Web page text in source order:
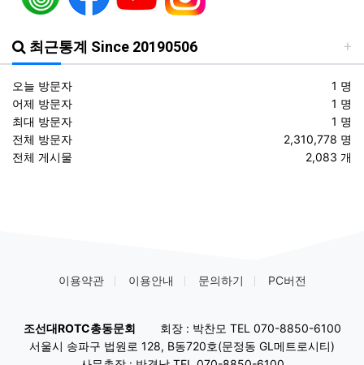
최근통계 Since 20190506
오늘 방문자
1 명
어제 방문자
1 명
최대 방문자
1 명
전체 방문자
2,310,778 명
전체 게시물
2,083 개
이용약관 이용안내 문의하기 PC버전
조선대ROTC총동문회
회장 : 박찬모 TEL 070-8850-6100
서울시 송파구 법원로 128, B동720호(문정동 GL메트로시티)